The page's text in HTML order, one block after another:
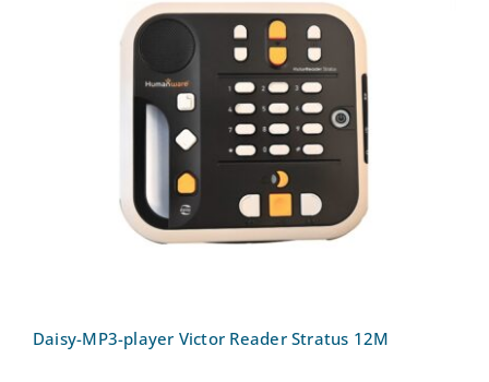
Daisy-MP3-player Victor Reader Stratus
12M
Daisy-MP3-player Victor Reader Stratus 12M